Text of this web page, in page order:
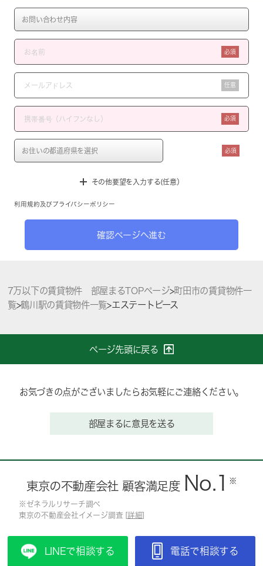
必須
任意
必須
必須
その他要望を入力する(任意）
利用規約 及び プライバシーポリシー
確認ページへ進む
7万以下の賃貸物件 部屋まるTOPページ>町田市の賃貸物件一
覧>鶴川駅の賃貸物件一覧>エステートピース
ページ先頭に戻る
お気づきの点がございましたらお気軽にご連絡ください。
部屋まるに意見を送る
東京の不動産会社 顧客満足度 No.1 ※
※ゼネラルリサーチ調べ
東京の不動産会社イメージ調査 [ 詳細
LINEで相談する 電話で相談する